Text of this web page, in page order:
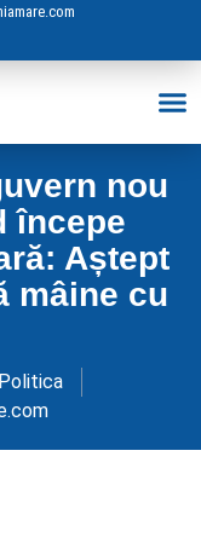
nou
începe
Aștept
mâine cu
Politica